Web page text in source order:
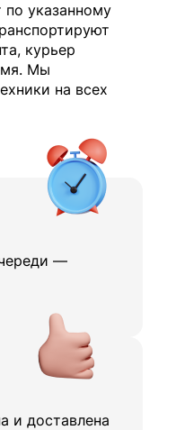
указанному
курьер
Мы
на всех
—
и доставлена